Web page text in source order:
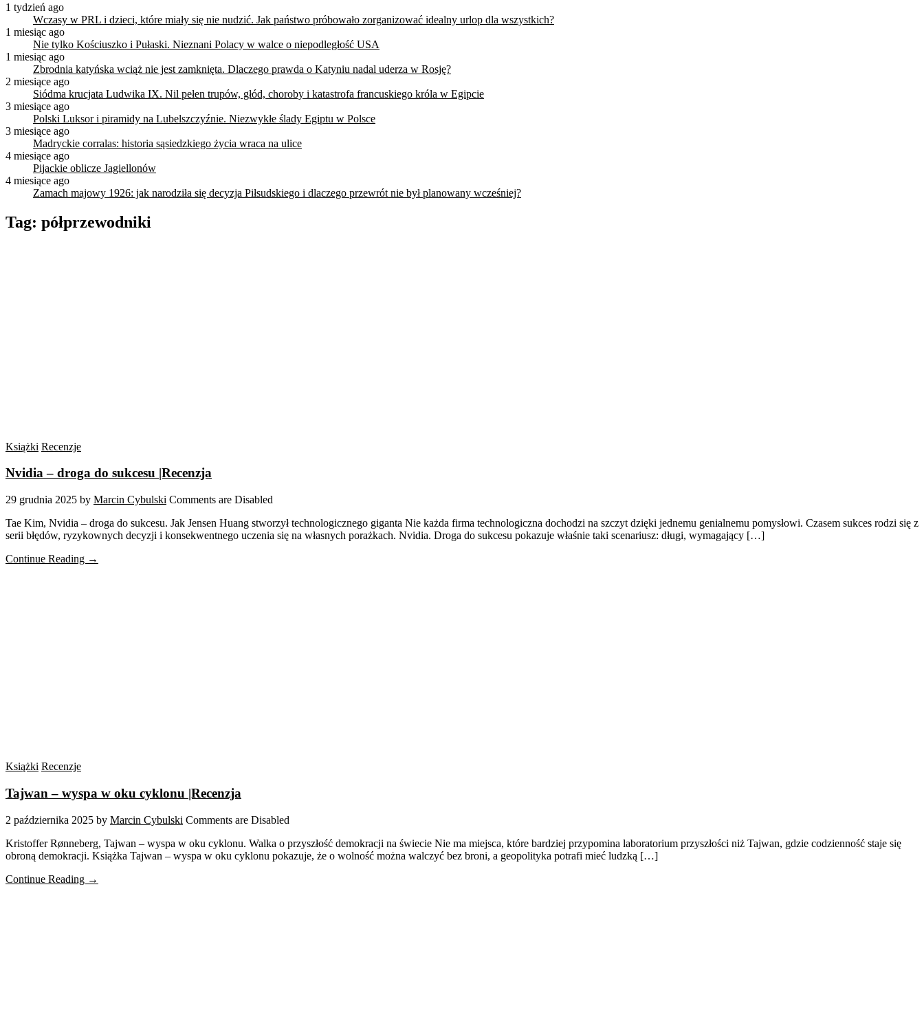
1 tydzień ago
Wczasy w PRL i dzieci, które miały się nie nudzić. Jak państwo próbowało zorganizować idealny urlop dla wszystkich?
1 miesiąc ago
Nie tylko Kościuszko i Pułaski. Nieznani Polacy w walce o niepodległość USA
1 miesiąc ago
Zbrodnia katyńska wciąż nie jest zamknięta. Dlaczego prawda o Katyniu nadal uderza w Rosję?
2 miesiące ago
Siódma krucjata Ludwika IX. Nil pełen trupów, głód, choroby i katastrofa francuskiego króla w Egipcie
3 miesiące ago
Polski Luksor i piramidy na Lubelszczyźnie. Niezwykłe ślady Egiptu w Polsce
3 miesiące ago
Madryckie corralas: historia sąsiedzkiego życia wraca na ulice
4 miesiące ago
Pijackie oblicze Jagiellonów
4 miesiące ago
Zamach majowy 1926: jak narodziła się decyzja Piłsudskiego i dlaczego przewrót nie był planowany wcześniej?
Tag: półprzewodniki
Książki Recenzje
Nvidia – droga do sukcesu |Recenzja
29 grudnia 2025 by Marcin Cybulski Comments are Disabled
Tae Kim, Nvidia – droga do sukcesu. Jak Jensen Huang stworzył technologicznego giganta Nie każda firma technologiczna dochodzi na szczyt dzięki jednemu genialnemu pomysłowi. Czasem sukces rodzi się z
serii błędów, ryzykownych decyzji i konsekwentnego uczenia się na własnych porażkach. Nvidia. Droga do sukcesu pokazuje właśnie taki scenariusz: długi, wymagający […]
Continue Reading →
Książki Recenzje
Tajwan – wyspa w oku cyklonu |Recenzja
2 października 2025 by Marcin Cybulski Comments are Disabled
Kristoffer Rønneberg, Tajwan – wyspa w oku cyklonu. Walka o przyszłość demokracji na świecie Nie ma miejsca, które bardziej przypomina laboratorium przyszłości niż Tajwan, gdzie codzienność staje się
obroną demokracji. Książka Tajwan – wyspa w oku cyklonu pokazuje, że o wolność można walczyć bez broni, a geopolityka potrafi mieć ludzką […]
Continue Reading →